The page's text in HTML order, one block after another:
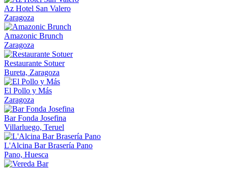
Az Hotel San Valero
Zaragoza
Amazonic Brunch
Zaragoza
Restaurante Sotuer
Bureta, Zaragoza
El Pollo y Más
Zaragoza
Bar Fonda Josefina
Villarluego, Teruel
L'Alcina Bar Brasería Pano
Pano, Huesca